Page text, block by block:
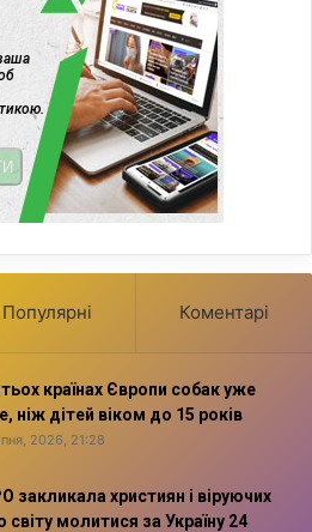
Популярні Коментарі
країнах Європи собак уже
ніж дітей віком до 15 років
2026, 21:28
закликала християн і віруючих
світу молитися за Україну 24